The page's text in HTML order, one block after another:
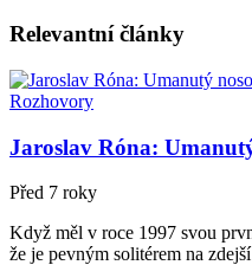
Relevantníčlánky
Rozhovory
Jaroslav Róna:
Před 7 roky
Když měl v roce 1997 svou
že je pevným solitérem na